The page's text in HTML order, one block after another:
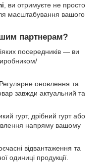
, ви отримуєте не просто
масштабування вашого
партнерам?
посередників — ви
Регулярне оновлення та
завжди актуальний та
гурт, дрібний гурт або
напряму вашому
відвантаження та
одиниці продукції.